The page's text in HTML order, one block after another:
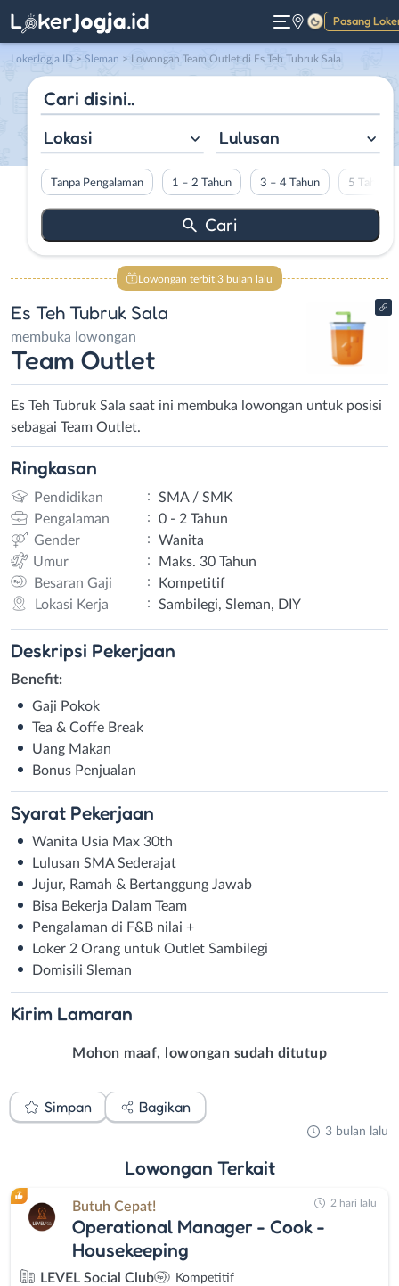
Pasang
Gelap
LokerJogja.ID > Sleman > Lowongan Team Outlet di Es Teh Tubruk Sala
Lokasi Lulusan
Tanpa Pengalaman 1 – 2 Tahun 3 – 4 Tahun 5 Tahun
Lowongan terbit 3 bulan lalu
Es Teh Tubruk Sala
membuka lowongan
Team Outlet
Es Teh Tubruk Sala saat ini membuka lowongan untuk posisi
sebagai Team Outlet.
Ringkasan
Pendidikan :
SMA / SMK
Pengalaman
:
0 - 2 Tahun
Gender
:
Wanita
Umur
:
Maks. 30 Tahun
Besaran Gaji
:
Kompetitif
Lokasi Kerja
: Sambilegi, Sleman, DIY
Deskripsi Pekerjaan
Benefit:
Gaji Pokok
Tea & Coffe Break
Uang Makan
Bonus Penjualan
Syarat Pekerjaan
Wanita Usia Max 30th
Lulusan SMA Sederajat
Jujur, Ramah & Bertanggung Jawab
Bisa Bekerja Dalam Team
Pengalaman di F&B nilai +
Loker 2 Orang untuk Outlet Sambilegi
Domisili Sleman
Kirim Lamaran
Mohon maaf, lowongan sudah ditutup
Simpan Bagikan
3 bulan lalu
Lowongan Terkait
Butuh Cepat!
Operational Manager - Cook -
Housekeeping
LEVEL Social Club Kompetitif
2 hari lalu